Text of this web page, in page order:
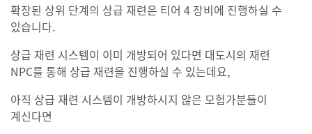
확장된 상위 단계의 상급 재련은 티어 4 장비에 진행하실 수
있습니다.
상급 재련 시스템이 이미 개방되어 있다면 대도시의 재련
NPC를 통해 상급 재련을 진행하실 수 있는데요,
아직 상급 재련 시스템이 개방하시지 않은 모험가분들이
계신다면